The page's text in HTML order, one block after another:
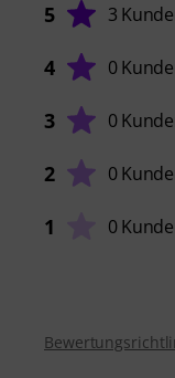
5 3
4 0
3 0
2 0
1 0